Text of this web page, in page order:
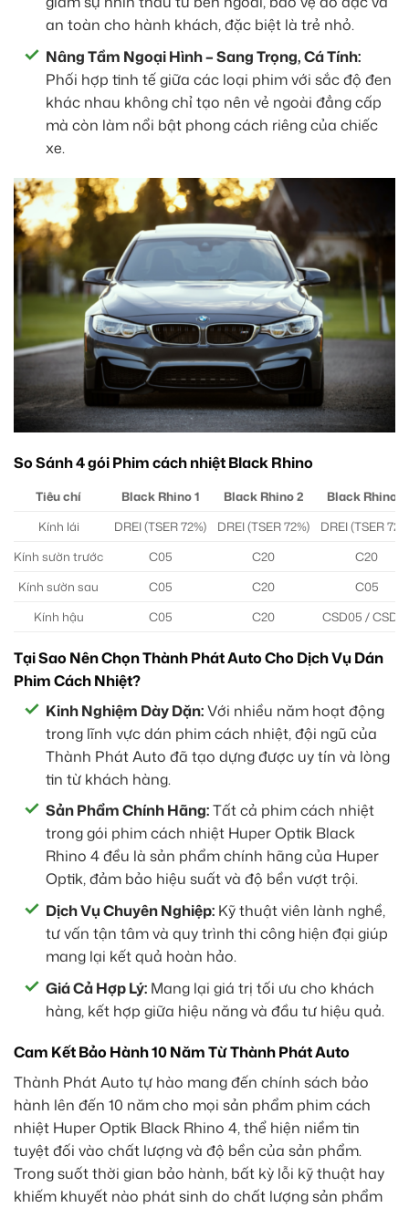
an toàn cho hành khách, đặc biệt là trẻ nhỏ.
Nâng Tầm Ngoại Hình – Sang Trọng, Cá Tính:
Phối hợp tinh tế giữa các loại phim với sắc độ đen
khác nhau không chỉ tạo nên vẻ ngoài đẳng cấp
mà còn làm nổi bật phong cách riêng của chiếc
xe.
So Sánh 4 gói Phim cách nhiệt Black Rhino
Tiêu chí Black Rhino 1 Black Rhino 2
Black Rhino 3
Kính lái
DREI (TSER 72%) DREI (TSER 72%)
DREI (TSER
Kính sườn trước
C05 C20
C20
Kính sườn sau
C05 C20
C05
Kính hậu
C05 C20 CSD05 /
Tại Sao Nên Chọn Thành Phát Auto Cho Dịch Vụ Dán
Phim Cách Nhiệt?
Kinh Nghiệm Dày Dặn:Với nhiều năm hoạt động
trong lĩnh vực dán phim cách nhiệt, đội ngũ của
Thành Phát Auto đã tạo dựng được uy tín và lòng
tin từ khách hàng.
Sản Phẩm Chính Hãng:Tất cả phim cách nhiệt
trong gói phim cách nhiệt Huper Optik Black
Rhino 4 đều là sản phẩm chính hãng của Huper
Optik, đảm bảo hiệu suất và độ bền vượt trội.
Dịch Vụ Chuyên Nghiệp: Kỹ thuật viên lành nghề,
tư vấn tận tâm và quy trình thi công hiện đại giúp
mang lại kết quả hoàn hảo.
Giá Cả Hợp Lý: Mang lại giá trị tối ưu cho khách
hàng, kết hợp giữa hiệu năng và đầu tư hiệu quả.
Cam Kết Bảo Hành 10 Năm Từ Thành Phát Auto
Thành Phát Auto tự hào mang đến chính sách bảo
hành lên đến 10 năm cho mọi sản phẩm phim cách
nhiệt Huper Optik Black Rhino 4, thể hiện niềm tin
tuyệt đối vào chất lượng và độ bền của sản phẩm.
Trong suốt thời gian bảo hành, bất kỳ lỗi kỹ thuật hay
khiếm khuyết nào phát sinh do chất lượng sản phẩm